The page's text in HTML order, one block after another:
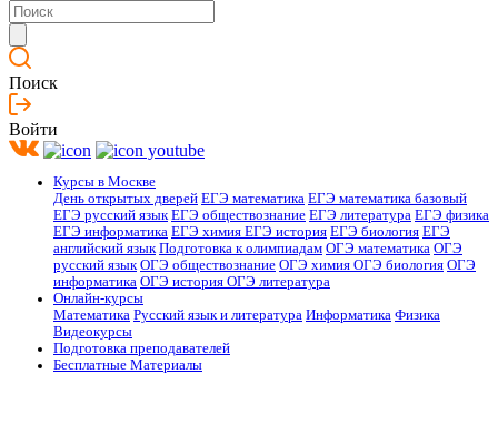
Поиск
Войти
Курсы в Москве
День открытых дверей ЕГЭ математика ЕГЭ математика базовый
ЕГЭ русский язык ЕГЭ обществознание ЕГЭ литература ЕГЭ физика
ЕГЭ информатика ЕГЭ химия ЕГЭ история ЕГЭ биология ЕГЭ
английский язык Подготовка к олимпиадам ОГЭ математика ОГЭ
русский язык ОГЭ обществознание ОГЭ химия ОГЭ биология ОГЭ
информатика ОГЭ история ОГЭ литература
Онлайн-курсы
Математика Русский язык и литература Информатика Физика
Видеокурсы
Подготовка преподавателей
Бесплатные Материалы